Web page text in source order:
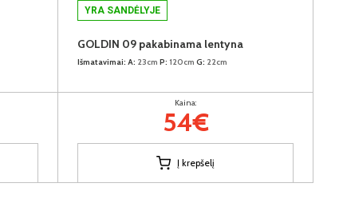
YRA SANDĖLYJE
GOLDIN 09 pakabinama lentyna
Išmatavimai: A: 23cm P: 120cm G: 22cm
Kaina:
54€
Į krepšelį